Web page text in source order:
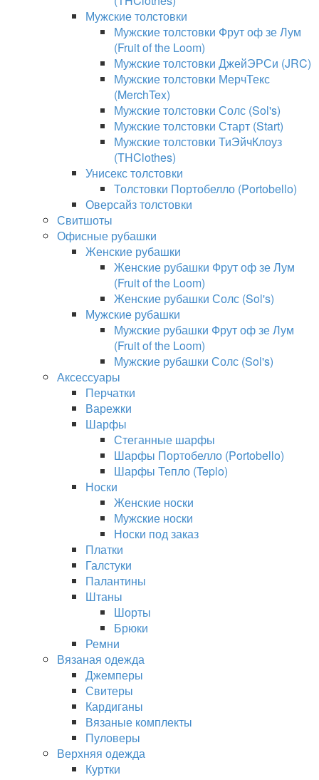
Мужские толстовки
Мужские толстовки Фрут оф зе Лум
(Fruit of the Loom)
Мужские толстовки ДжейЭРСи (JRC)
Мужские толстовки МерчТекс
(MerchTex)
Мужские толстовки Солс (Sol's)
Мужские толстовки Старт (Start)
Мужские толстовки ТиЭйчКлоуз
(THClothes)
Унисекс толстовки
Толстовки Портобелло (Portobello)
Оверсайз толстовки
Свитшоты
Офисные рубашки
Женские рубашки
Женские рубашки Фрут оф зе Лум
(Fruit of the Loom)
Женские рубашки Солс (Sol's)
Мужские рубашки
Мужские рубашки Фрут оф зе Лум
(Fruit of the Loom)
Мужские рубашки Солс (Sol's)
Аксессуары
Перчатки
Варежки
Шарфы
Стеганные шарфы
Шарфы Портобелло (Portobello)
Шарфы Тепло (Teplo)
Носки
Женские носки
Мужские носки
Носки под заказ
Платки
Галстуки
Палантины
Штаны
Шорты
Брюки
Ремни
Вязаная одежда
Джемперы
Свитеры
Кардиганы
Вязаные комплекты
Пуловеры
Верхняя одежда
Куртки